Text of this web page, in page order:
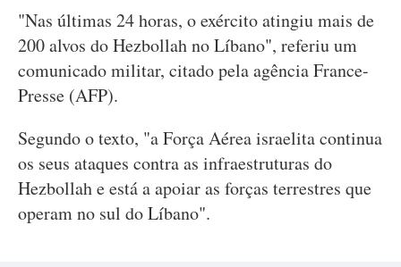
"Nas últimas 24 horas, o exército atingiu mais de
200 alvos do Hezbollah no Líbano", referiu um
comunicado militar, citado pela agência France-
Presse (AFP).
Segundo o texto, "a Força Aérea israelita continua
os seus ataques contra as infraestruturas do
Hezbollah e está a apoiar as forças terrestres que
operam no sul do Líbano".